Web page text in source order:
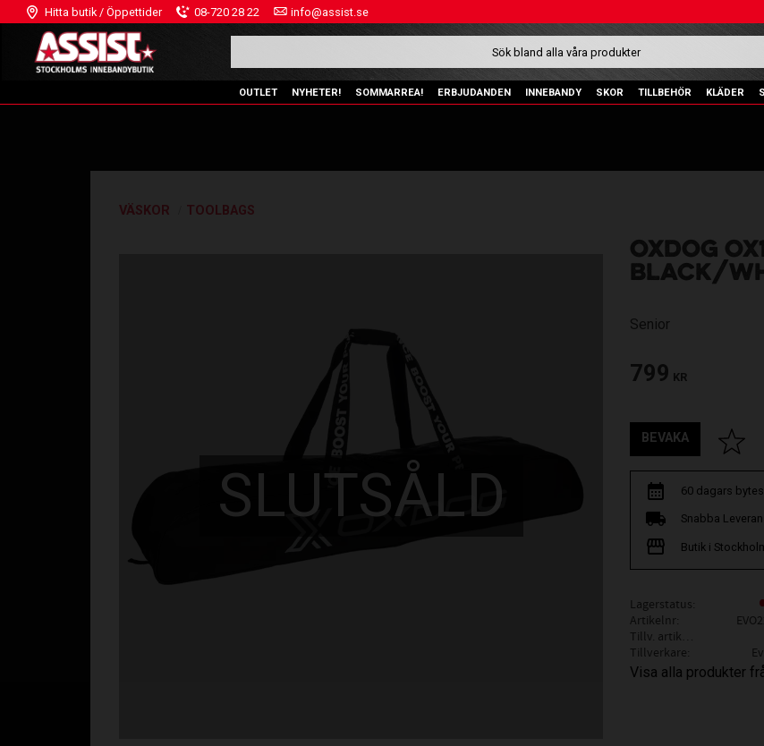
Hitta butik / Öppettider 08-720 28 22 info@assist.se
OUTLET NYHETER! SOMMARREA! ERBJUDANDEN INNEBANDY SKOR TILLBEHÖR KLÄDER
VÄSKOR TOOLBAGS
OXDOG
BLACK/
Senior
SLUTSÅLD
799 KR
Lägg
BEVAKA
60 dagars
Snabba
Butik i
Lagerstatus
Artikelnr
Tillv. artikelnr
Tillverkare
Visa alla produkter